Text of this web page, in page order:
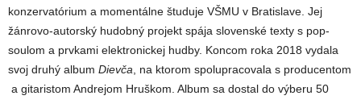
konzervatórium a momentálne študuje VŠMU v Bratislave. Jej
žánrovo-autorský hudobný projekt spája slovenské texty s pop-
soulom a prvkami elektronickej hudby. Koncom roka 2018 vydala
svoj druhý album Dievča , na ktorom spolupracovala s producentom
a gitaristom Andrejom Hruškom. Album sa dostal do výberu 50